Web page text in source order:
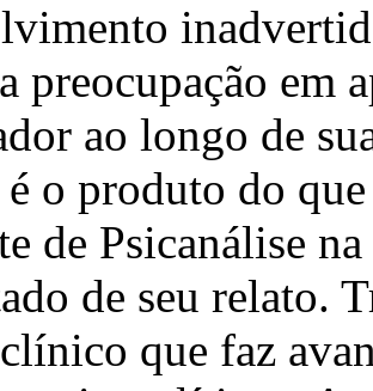
preocupação em
ao longo de
é o produto do
de Psicanálise
de seu relato.
que faz